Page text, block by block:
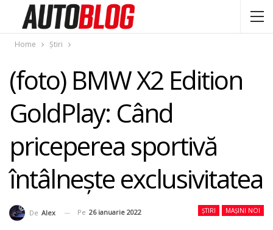
Home Știri
(foto) BMW X2 Edition
GoldPlay: Când
priceperea sportivă
întâlnește exclusivitatea
ȘTIRI MAȘINI NOI
De Alex Pe 26 ianuarie 2022